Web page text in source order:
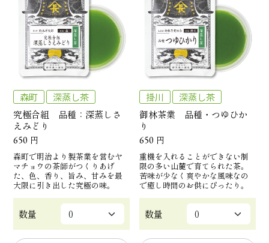
森町
深蒸し茶
究極合組 品種：深蒸しさ
えみどり
650 円
森町で明治より製茶業を営むヤ
マチョウの茶師がつくりあげ
た、色、香り、旨み、甘みを最
大限に引き出した究極の味。
数量
掛川
深蒸し茶
御林茶業 品種・つゆひか
り
650 円
重機を入れることができない制
限の多い山麓で育てられた茶。
苦味が少なく爽やかな風味なの
で癒し時間のお供にぴったり。
数量